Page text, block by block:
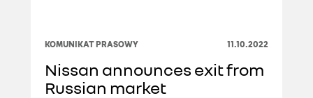
KOMUNIKAT PRASOWY 11.10.2022
Nissan announces exit from
Russian market